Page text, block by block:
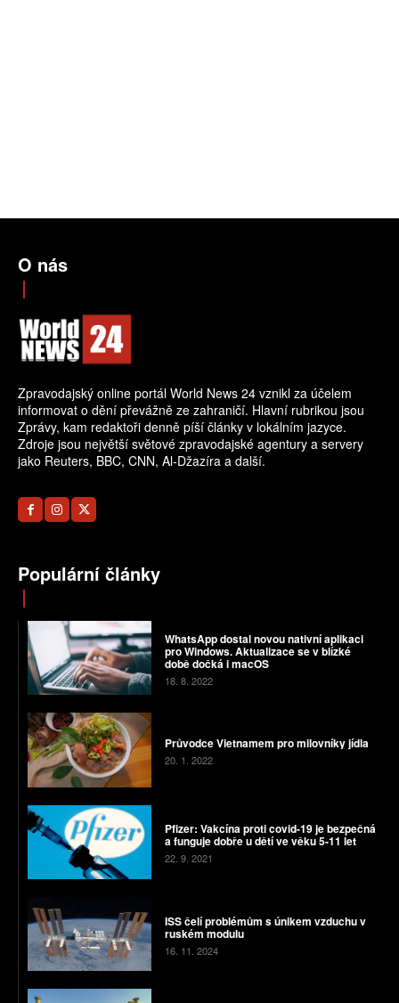
O nás
Zpravodajský online portál World News 24 vznikl za účelem
informovat o dění převážně ze zahraničí. Hlavní rubrikou jsou
Zprávy, kam redaktoři denně píší články v lokálním jazyce.
Zdroje jsou největší světové zpravodajské agentury a servery
jako Reuters, BBC, CNN, Al-Džazíra a další.
Populární články
WhatsApp dostal novou nativní aplikaci
pro Windows. Aktualizace se v blízké
době dočká i macOS
18. 8. 2022
Průvodce Vietnamem pro milovníky jídla
20. 1. 2022
Pfizer: Vakcína proti covid-19 je bezpečná
a funguje dobře u dětí ve věku 5-11 let
22. 9. 2021
ISS čelí problémům s únikem vzduchu v
ruském modulu
16. 11. 2024